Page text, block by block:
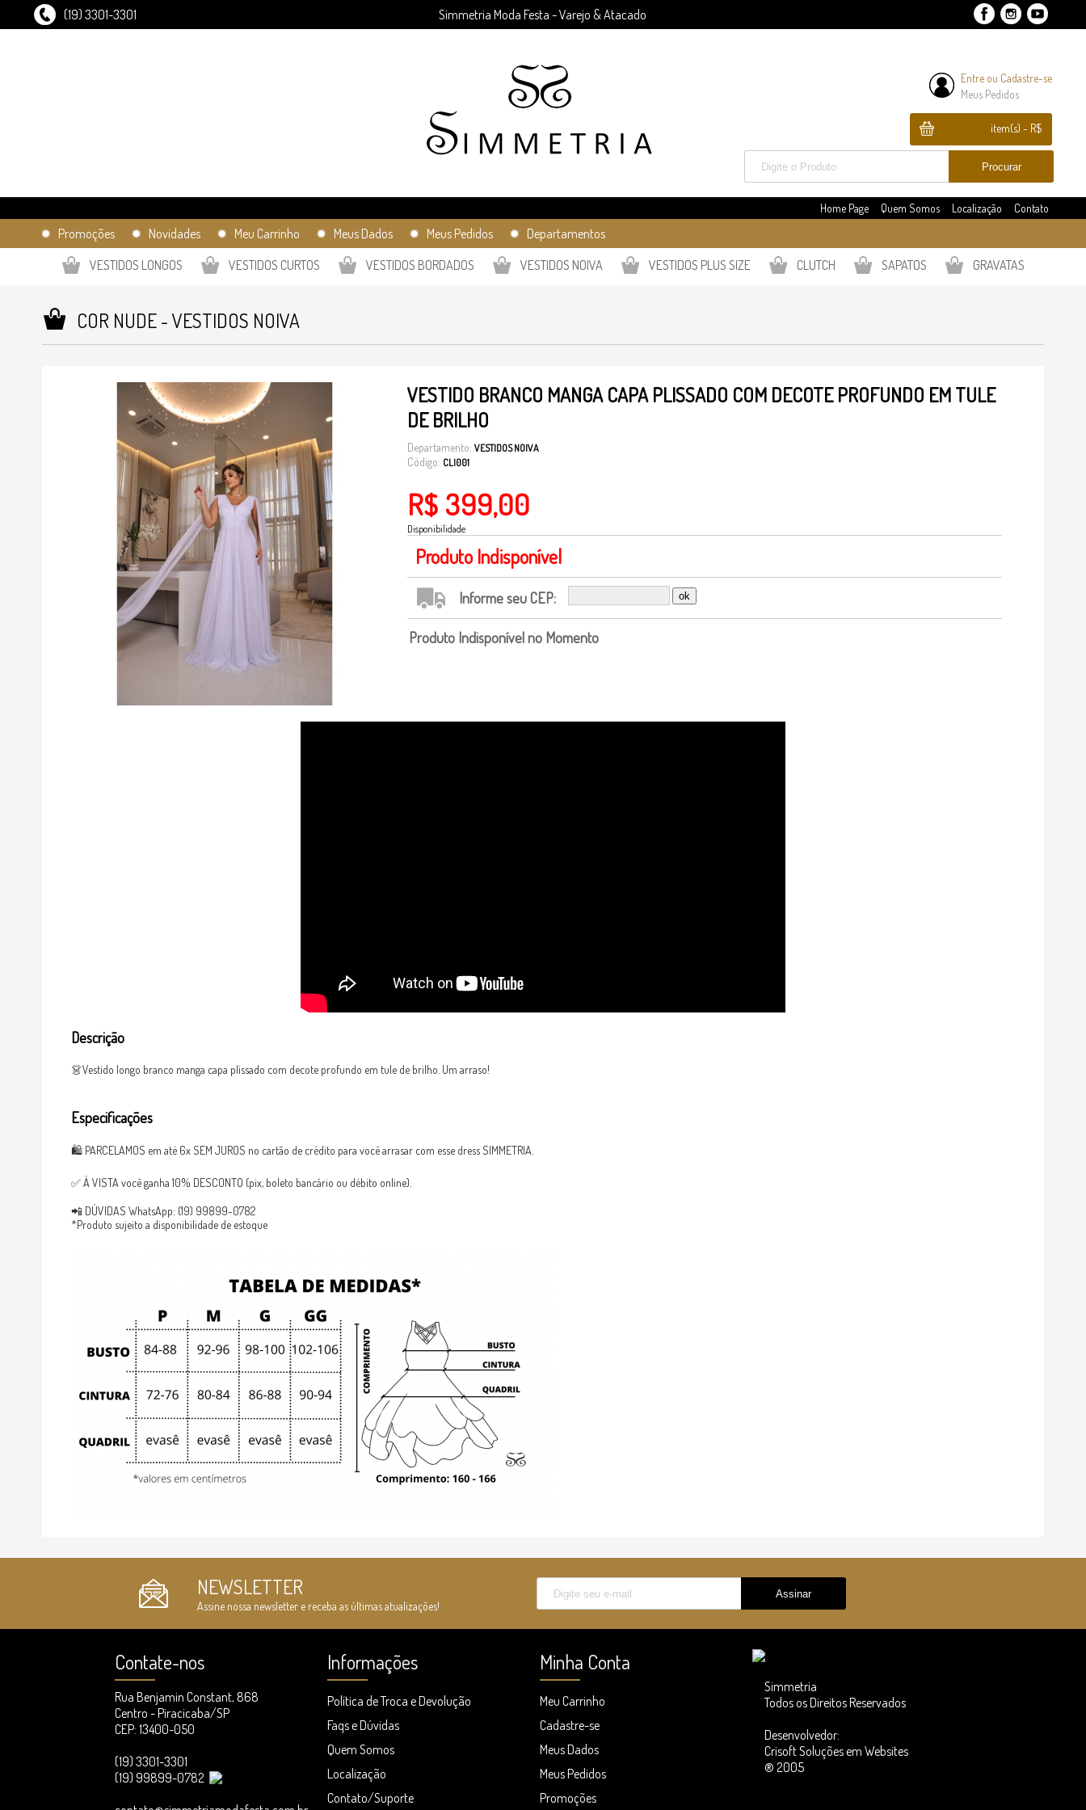
(19) 3301-3301 Simmetria Moda Festa - Varejo & Atacado
Entre ou Cadastre-se
Meus Pedidos
item(s) - R$
Home Page Quem Somos Localização Contato
✹ Promoções ✹ Novidades ✹ Meu Carrinho ✹ Meus Dados ✹ Meus Pedidos
✹ Departamentos
VESTIDOS LONGOS
VESTIDOS CURTOS VESTIDOS BORDADOS VESTIDOS NOIVA VESTIDOS PLUS SIZE CLUTCH SAPATOS GRAVATAS
COR NUDE - VESTIDOS NOIVA
VESTIDO BRANCO MANGA CAPA PLISSADO COM DECOTE PROFUNDO EM TULE
DE BRILHO
Departamento: VESTIDOS NOIVA
Código: CLI001
R$ 399,00
Disponibilidade
Produto Indisponível
Informe seu CEP:
Produto Indisponível no Momento
Descrição
👗Vestido longo branco manga capa plissado com decote profundo em tule de brilho. Um arraso!
Especificações
🛍 PARCELAMOS em até 6x SEM JUROS no cartão de crédito para você arrasar com esse dress SIMMETRIA.
✅ À VISTA você ganha 10% DESCONTO (pix, boleto bancário ou débito online).
📲 DÚVIDAS WhatsApp: (19) 99899-0782
*Produto sujeito a disponibilidade de estoque
NEWSLETTER
Assine nossa newsletter e receba as últimas atualizações!
Contate-nos
Rua Benjamin Constant, 868
Centro - Piracicaba/SP
CEP: 13400-050
(19) 3301-3301
(19) 99899-0782
Informações
Política de Troca e Devolução
Faqs e Dúvidas
Quem Somos
Localização
Contato/Suporte
Minha Conta
Meu Carrinho
Cadastre-se
Meus Dados
Meus Pedidos
Promoções
Simmetria
Todos os Direitos Reservados
Desenvolvedor:
Crisoft Soluções em Websites
® 2005